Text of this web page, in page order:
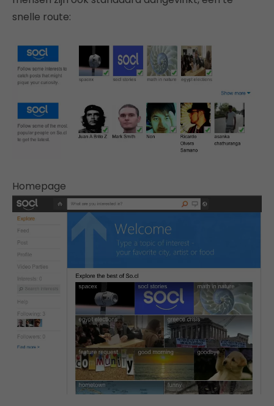
snelle route:
Homepage